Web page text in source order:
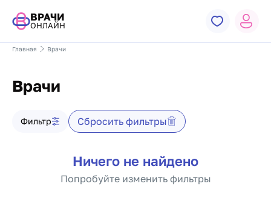
ВРАЧИ
ОНЛАЙН
Главная Врачи
Врачи
Фильтр врачей
Фильтр Сбросить фильтры
Список врачейНичего не найдено
Попробуйте изменить фильтры